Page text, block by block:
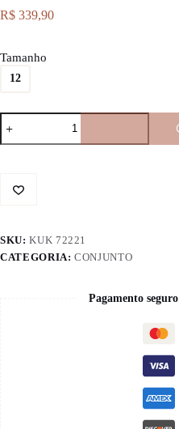
R$ 339,90
Tamanho
12
Conjunto
de
Jaqueta
em
Kukiê
quantidade
SKU:KUK 72221
CATEGORIA:CONJUNTO
Pagamento